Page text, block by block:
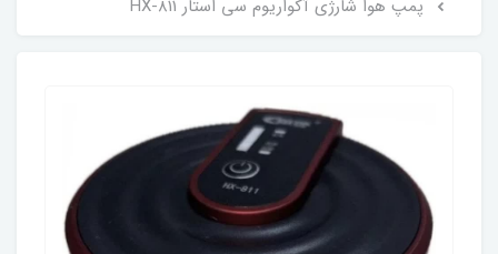
پمپ هوا شارژی آکواریوم سی استار HX-811